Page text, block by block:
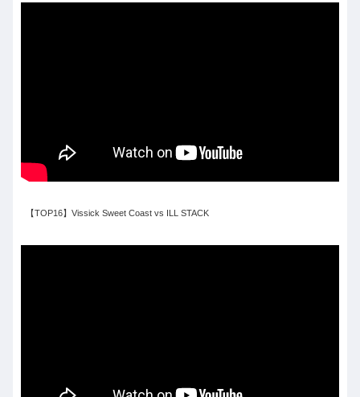
【TOP16】Vissick Sweet Coast vs ILL STACK